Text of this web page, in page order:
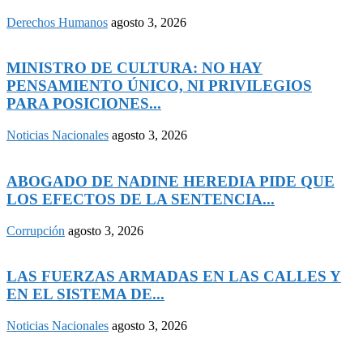
Derechos Humanos agosto 3, 2026
MINISTRO DE CULTURA: NO HAY
PENSAMIENTO ÚNICO, NI PRIVILEGIOS
PARA POSICIONES...
Noticias Nacionales agosto 3, 2026
ABOGADO DE NADINE HEREDIA PIDE QUE
LOS EFECTOS DE LA SENTENCIA...
Corrupción agosto 3, 2026
LAS FUERZAS ARMADAS EN LAS CALLES Y
EN EL SISTEMA DE...
Noticias Nacionales agosto 3, 2026